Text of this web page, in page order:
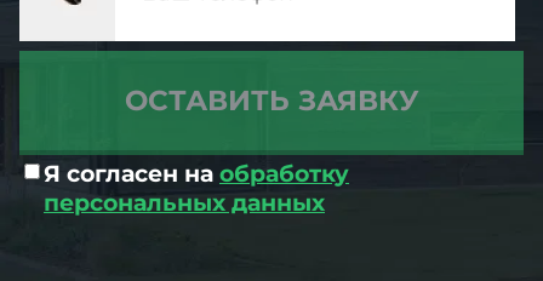
Я согласен на обработку
персональных данных